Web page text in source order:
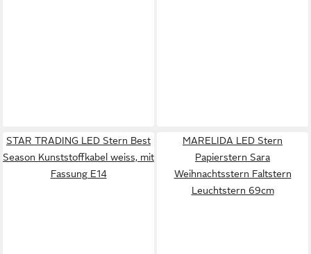
STAR TRADING LED Stern Best
Season Kunststoffkabel weiss, mit
Fassung E14
MARELIDA LED Stern
Papierstern Sara
Weihnachtsstern Faltstern
Leuchtstern 69cm